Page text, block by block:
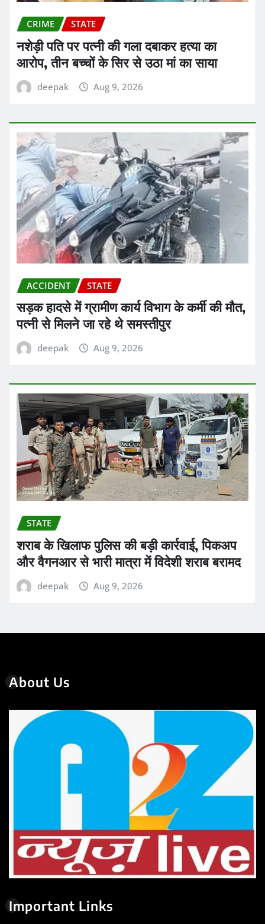
CRIME STATE
नशेड़ी पति पर पत्नी की गला दबाकर हत्या का
आरोप, तीन बच्चों के सिर से उठा मां का साया
deepak Aug 9, 2026
ACCIDENT STATE
सड़क हादसे में ग्रामीण कार्य विभाग के कर्मी की मौत,
पत्नी से मिलने जा रहे थे समस्तीपुर
deepak Aug 9, 2026
STATE
शराब के खिलाफ पुलिस की बड़ी कार्रवाई, पिकअप
और वैगनआर से भारी मात्रा में विदेशी शराब बरामद
deepak Aug 9, 2026
About Us
Important Links